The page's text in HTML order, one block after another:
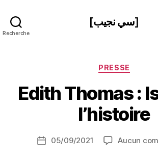
Recherche
[سي نجيب]
Catégories
PRESSE
Edith Thomas :
l’histoire
de
a
S
N
Date05/09/2021 Aucun